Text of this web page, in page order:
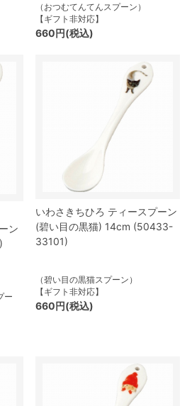
（おつむてんてんスプーン）
【ギフト非対応】
660円(税込)
ン
ー
いわさきちひろ ティースプーン
(碧い目の黒猫) 14cm (50433-
33101)
（碧い目の黒猫スプーン）
【ギフト非対応】
660円(税込)